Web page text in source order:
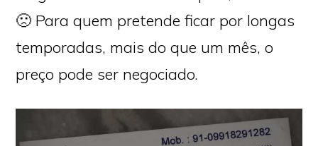
🙁 Para quem pretende ficar por longas
temporadas, mais do que um mês, o
preço pode ser negociado.